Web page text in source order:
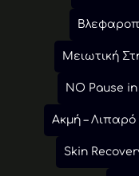
Μειωτική
NO Pause
Ακμή –
Skin